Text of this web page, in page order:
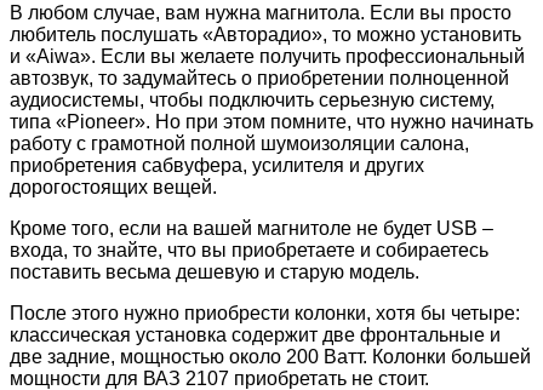
В любом случае, вам нужна магнитола. Если вы просто
любитель послушать «Авторадио», то можно установить
и «Aiwa». Если вы желаете получить профессиональный
автозвук, то задумайтесь о приобретении полноценной
аудиосистемы, чтобы подключить серьезную систему,
типа «Pioneer». Но при этом помните, что нужно начинать
работу с грамотной полной шумоизоляции салона,
приобретения сабвуфера, усилителя и других
дорогостоящих вещей.
Кроме того, если на вашей магнитоле не будет USB –
входа, то знайте, что вы приобретаете и собираетесь
поставить весьма дешевую и старую модель.
После этого нужно приобрести колонки, хотя бы четыре:
классическая установка содержит две фронтальные и
две задние, мощностью около 200 Ватт. Колонки большей
мощности для ВАЗ 2107 приобретать не стоит.